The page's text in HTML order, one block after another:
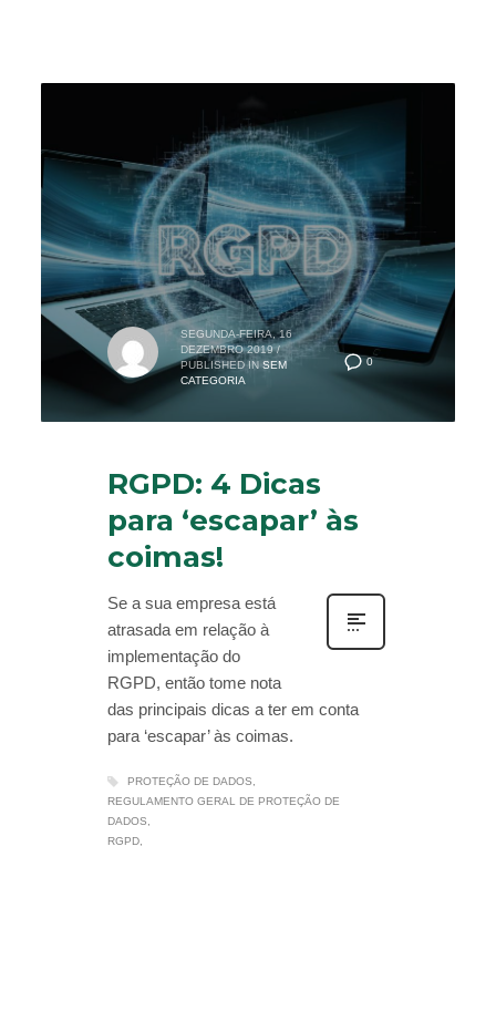
0
SEGUNDA-FEIRA, 16
DEZEMBRO 2019 /
PUBLISHED IN SEM
CATEGORIA
RGPD: 4 Dicas
para ‘escapar’ às
coimas!
Se a sua empresa está
atrasada em relação à
implementação do
RGPD, então tome nota
das principais dicas a ter em conta
para ‘escapar’ às coimas.
PROTEÇÃO DE DADOS
REGULAMENTO GERAL DE PROTEÇÃO DE
DADOS
RGPD